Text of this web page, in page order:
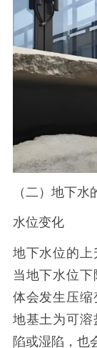
（二）地下水
水位变化
地下水位的上
当地下水位
体会发生压缩
地基土为可溶
陷或湿陷，也